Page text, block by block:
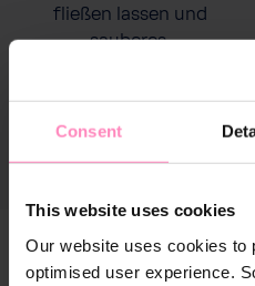
Consent
This website uses cookies
Our website uses cookies to
optimised user experience.
fließen lassen und
sauberes,